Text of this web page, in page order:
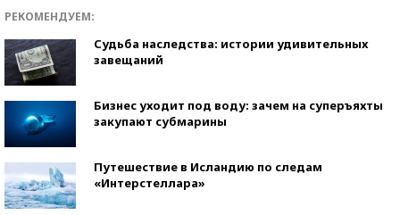
РЕКОМЕНДУЕМ:
Судьба наследства: истории удивительных
завещаний
Бизнес уходит под воду: зачем на суперъяхты
закупают субмарины
Путешествие в Исландию по следам
«Интерстеллара»